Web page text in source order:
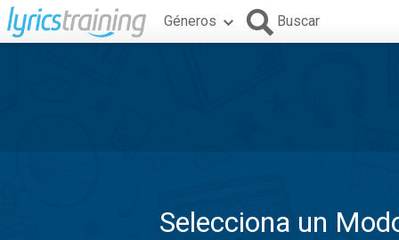
Géneros Buscar
Selecciona un